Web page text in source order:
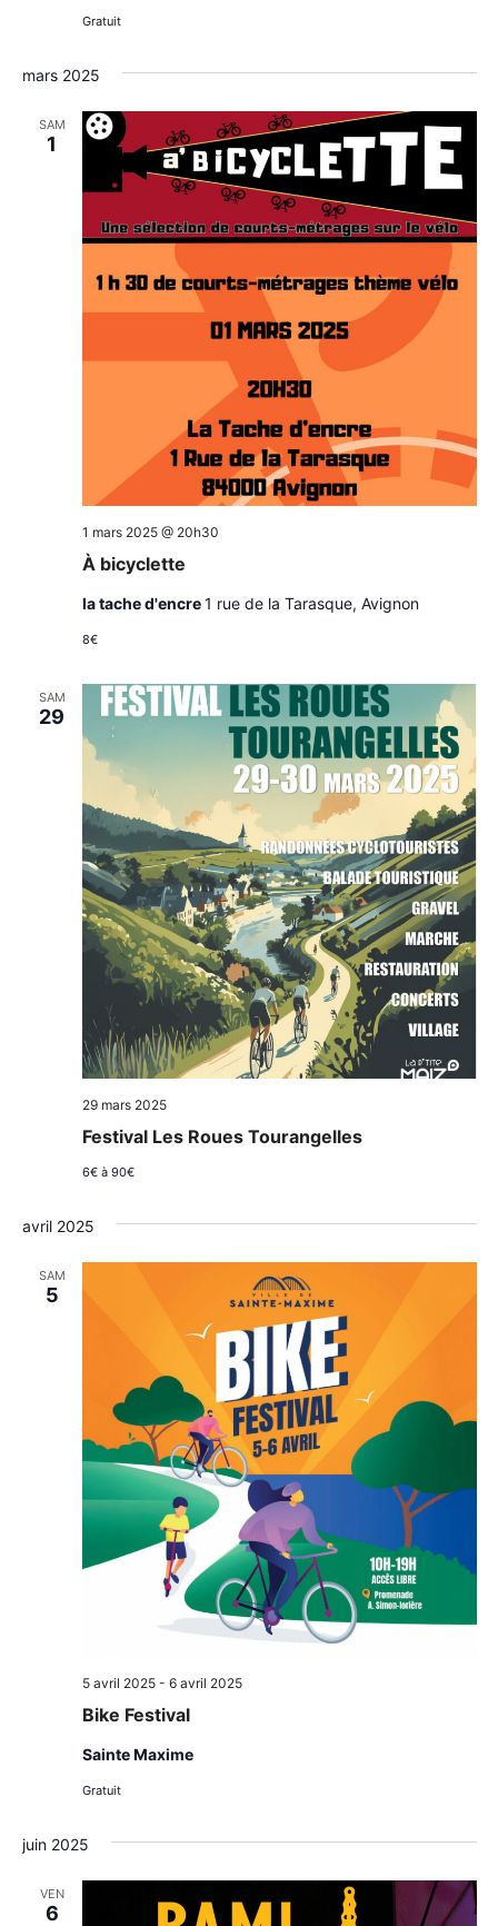
Gratuit
mars 2025
SAM
1
À bicyclette
1 mars 2025 @ 20h30
la tache d'encre1 rue de la Tarasque, Avignon
8€
SAM
29
Festival Les Roues Tourangelles
29 mars 2025
6€ à 90€
avril 2025
SAM
5
Bike Festival
5 avril 2025- 6 avril 2025
Sainte Maxime
Gratuit
juin 2025
VEN
6